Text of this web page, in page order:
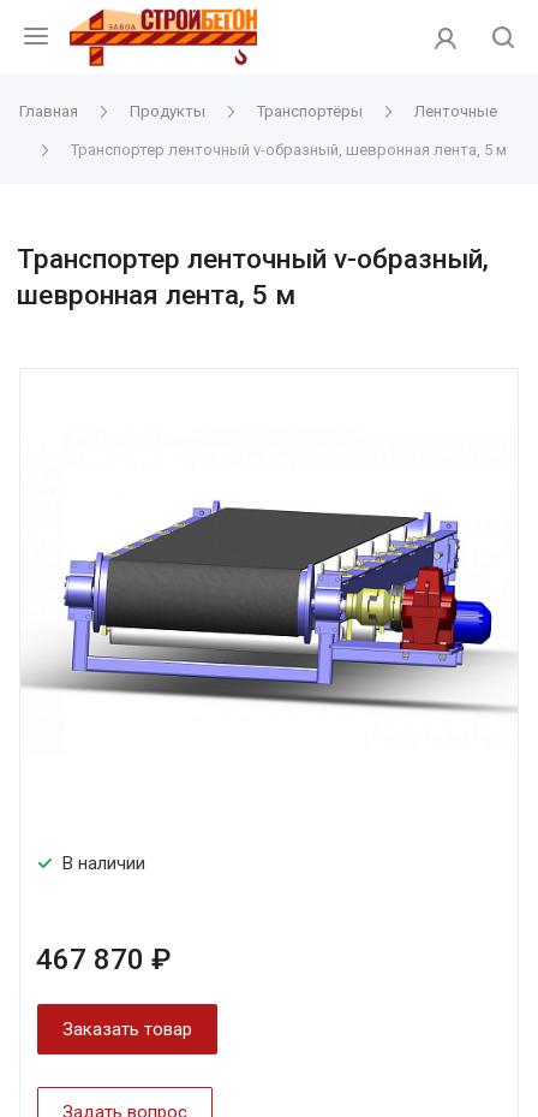
Главная Продукты Транспортёры Ленточные
Транспортер ленточный v-образный, шевронная лента, 5 м
Транспортер ленточный v-образный,
шевронная лента, 5 м
В наличии
467 870 ₽
Заказать товар
Задать вопрос